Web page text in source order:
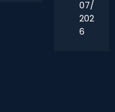
07/
202
6